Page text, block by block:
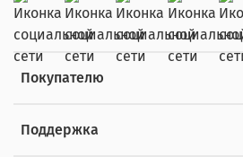
Покупателю
Поддержка